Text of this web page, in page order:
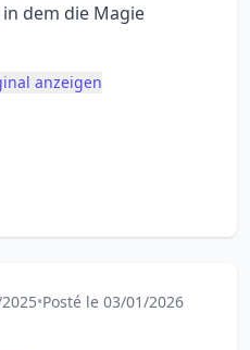
dem die Magie
anzeigen
•Posté le 03/01/2026